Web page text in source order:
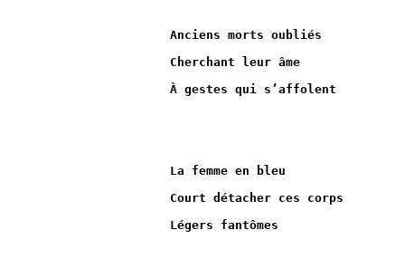
Anciens morts oubliés
Cherchant leur âme
À gestes qui s’affolent
La femme en bleu
Court détacher ces corps
Légers fantômes